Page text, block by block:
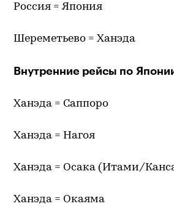
Россия = Япония
Шереметьево = Ханэда
Внутренние рейсы по
Ханэда = Саппоро
Ханэда = Нагоя
Ханэда = Осака (Итами/
Ханэда = Окаяма